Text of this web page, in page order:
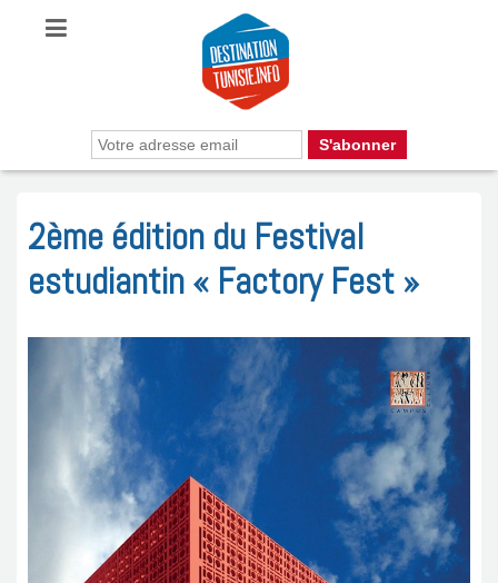
2ème édition du Festival
estudiantin « Factory Fest »